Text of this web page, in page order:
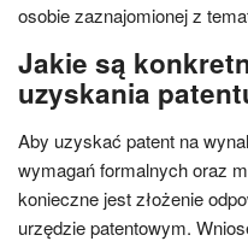
osobie zaznajomionej z
Jakie są
uzyskania
Aby uzyskać patent na
wymagań formalnych oraz
konieczne jest złożenie
urzędzie patentowym.